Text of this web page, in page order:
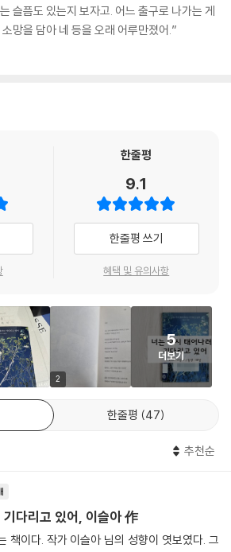
슬픔도 있는지 보자고. 어느 출구로 나가는 게
망을 담아 네 등을 오래 어루만졌어.”
한줄평
9.1
한줄평 쓰기
혜택 및 유의사항
2
5
더보기
한줄평 47
추천순
다리고 있어, 이슬아 作
책이다. 작가 이슬아 님의 성향이 엿보였다. 그